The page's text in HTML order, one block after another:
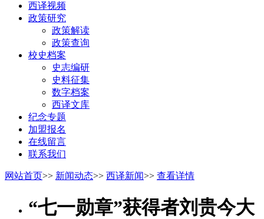
西译视频
政策研究
政策解读
政策查询
校史档案
史志编研
史料征集
数字档案
西译文库
纪念专题
加盟报名
在线留言
联系我们
网站首页>> 新闻动态>> 西译新闻>> 查看详情
“七一勋章”获得者刘贵今大